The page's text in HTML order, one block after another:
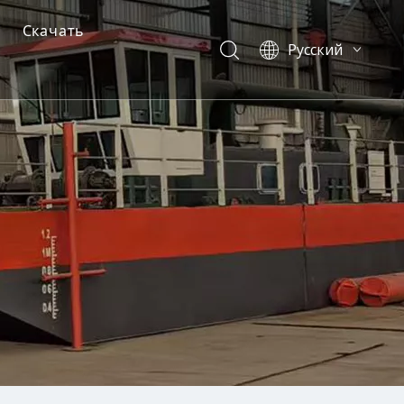
драгер
драгер
Скачать
Pусский
English